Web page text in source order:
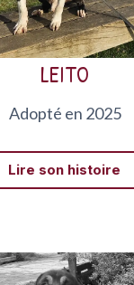
LEITO
Adopté en 2025
Lire son histoire